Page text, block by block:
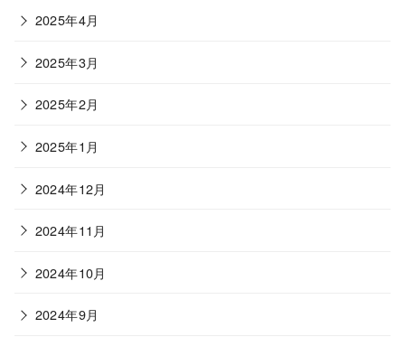
2025年4月
2025年3月
2025年2月
2025年1月
2024年12月
2024年11月
2024年10月
2024年9月